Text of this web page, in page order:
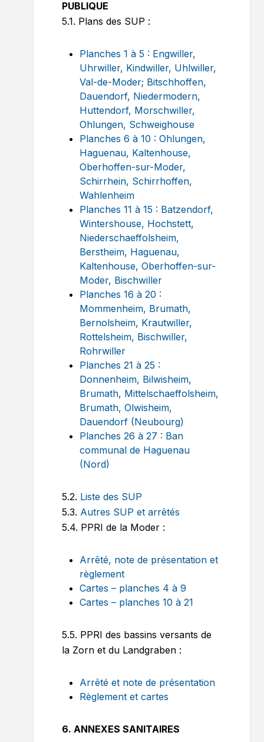
PUBLIQUE
5.1. Plans des SUP :
Planches 1 à 5 : Engwiller,
Uhrwiller, Kindwiller, Uhlwiller,
Val-de-Moder; Bitschhoffen,
Dauendorf, Niedermodern,
Huttendorf, Morschwiller,
Ohlungen, Schweighouse
Planches 6 à 10 : Ohlungen,
Haguenau, Kaltenhouse,
Oberhoffen-sur-Moder,
Schirrhein, Schirrhoffen,
Wahlenheim
Planches 11 à 15 : Batzendorf,
Wintershouse, Hochstett,
Niederschaeffolsheim,
Berstheim, Haguenau,
Kaltenhouse, Oberhoffen-sur-
Moder, Bischwiller
Planches 16 à 20 :
Mommenheim, Brumath,
Bernolsheim, Krautwiller,
Rottelsheim, Bischwiller,
Rohrwiller
Planches 21 à 25 :
Donnenheim, Bilwisheim,
Brumath, Mittelschaeffolsheim,
Brumath, Olwisheim,
Dauendorf (Neubourg)
Planches 26 à 27 : Ban
communal de Haguenau
(Nord)
5.2. Liste des SUP
5.3. Autres SUP et arrêtés
5.4. PPRI de la Moder :
Arrêté, note de présentation et
règlement
Cartes – planches 4 à 9
Cartes – planches 10 à 21
5.5. PPRI des bassins versants de
la Zorn et du Landgraben :
Arrêté et note de présentation
Règlement et cartes
6. ANNEXES SANITAIRES